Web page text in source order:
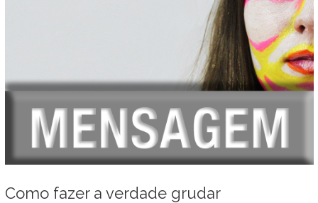
Como fazer a verdade grudar